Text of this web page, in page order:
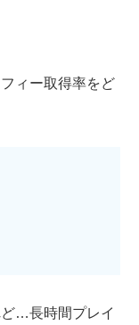
ィー取得率をど
…長時間プレイ